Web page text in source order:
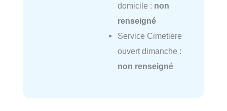
domicile : non
renseigné
Service Cimetiere
ouvert dimanche :
non renseigné